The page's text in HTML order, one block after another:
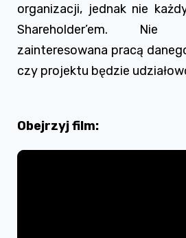
organizacji, jednak nie
Shareholder’em.
zainteresowana pracą
czy projektu będzie
Obejrzyj film: